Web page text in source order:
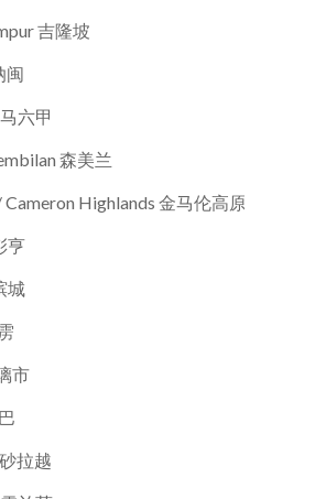
吉隆坡
闽
六甲
森美兰
Highlands 金马伦高原
亨
城
市
拉越